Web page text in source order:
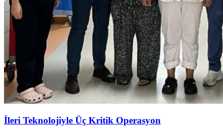
İleri Teknolojiyle Üç Kritik Operasyon